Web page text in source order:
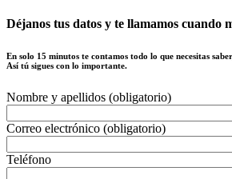
Déjanos tus datos y te llamamos cuando
En solo 15 minutos te contamos todo lo que necesitas
Así tú sigues con lo importante.
Nombre y apellidos (obligatorio)
Correo electrónico (obligatorio)
Teléfono